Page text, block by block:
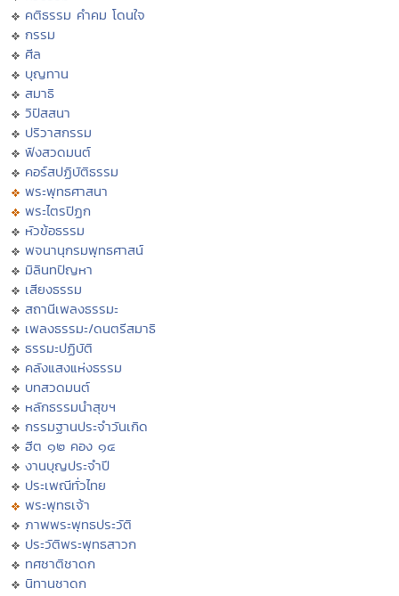
คติธรรม คำคม โดนใจ
กรรม
ศีล
บุญทาน
สมาธิ
วิปัสสนา
ปริวาสกรรม
ฟังสวดมนต์
คอร์สปฏิบัติธรรม
พระพุทธศาสนา
พระไตรปิฏก
หัวข้อธรรม
พจนานุกรมพุทธศาสน์
มิลินทปัญหา
เสียงธรรม
สถานีเพลงธรรมะ
เพลงธรรมะ/ดนตรีสมาธิ
ธรรมะปฏิบัติ
คลังแสงแห่งธรรม
บทสวดมนต์
หลักธรรมนำสุขฯ
กรรมฐานประจำวันเกิด
ฮีต ๑๒ คอง ๑๔
งานบุญประจำปี
ประเพณีทั่วไทย
พระพุทธเจ้า
ภาพพระพุทธประวัติ
ประวัติพระพุทธสาวก
ทศชาติชาดก
นิทานชาดก